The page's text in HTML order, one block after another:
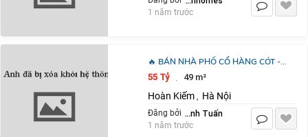
1 năm trước
🔥 BÁN NHÀ PHỐ CỔ HÀNG CÓT -
LÔ GÓC 3 MẶT THOÁNG - MẶT TIỀN
HOA HẬU - KINH DOANH CỰC ĐỈNH
🔥
55 Tỷ · 49 m²
Hoàn Kiếm , Hà Nội
Đăng bởi Nguyễn Anh Tuấn
1 năm trước